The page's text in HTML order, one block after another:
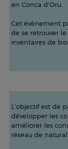
en Conca d’Oru.
Cet évènement
de se retrouver
inventaires de
L’objectif est de
développer les
améliorer les
réseau de